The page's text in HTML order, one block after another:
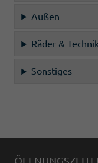
Außen
Räder &
Sonstiges